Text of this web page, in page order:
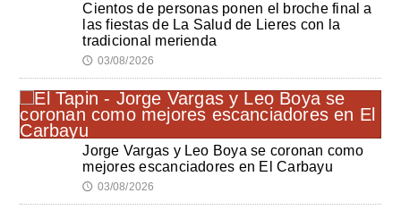
Cientos de personas ponen el broche final a
las fiestas de La Salud de Lieres con la
tradicional merienda
🕔 03/08/2026
Jorge Vargas y Leo Boya se coronan como
mejores escanciadores en El Carbayu
🕔 03/08/2026